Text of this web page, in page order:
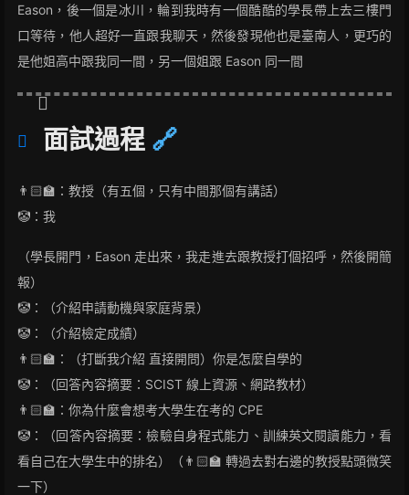
Eason，後一個是冰川，輪到我時有一個酷酷的學長帶上去三樓門
口等待，他人超好一直跟我聊天，然後發現他也是臺南人，更巧的
是他姐高中跟我同一間，另一個姐跟 Eason 同一間
面試過程 🔗
👨🏻‍🏫：教授（有五個，只有中間那個有講話）
🤡：我
（學長開門，Eason 走出來，我走進去跟教授打個招呼，然後開簡
報）
🤡：（介紹申請動機與家庭背景）
🤡：（介紹檢定成績）
👨🏻‍🏫：（打斷我介紹 直接開問）你是怎麼自學的
🤡：（回答內容摘要：SCIST 線上資源、網路教材）
👨🏻‍🏫：你為什麼會想考大學生在考的 CPE
🤡：（回答內容摘要：檢驗自身程式能力、訓練英文閱讀能力，看
看自己在大學生中的排名）（👨🏻‍🏫 轉過去對右邊的教授點頭微笑
一下）